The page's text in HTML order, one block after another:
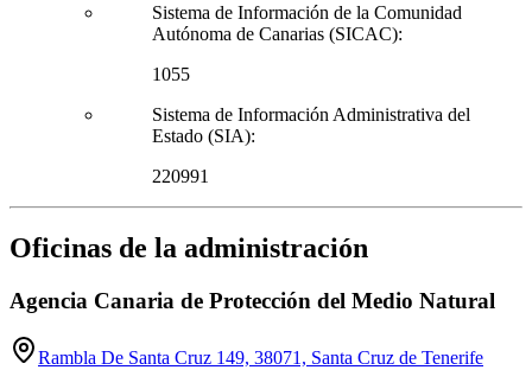
Sistema de Información de la Comunidad
Autónoma de Canarias (SICAC):
1055
Sistema de Información Administrativa del
Estado (SIA):
220991
Oficinas de la administración
Agencia Canaria de Protección del Medio Natural
Rambla De Santa Cruz 149, 38071, Santa Cruz de Tenerife